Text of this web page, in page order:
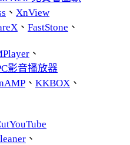
、 XnView
、 FastStone 、
、
影音播放器
、 KKBOX 、
、